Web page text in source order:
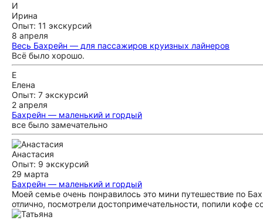
И
Ирина
Опыт: 11 экскурсий
8 апреля
Весь Бахрейн — для пассажиров круизных лайнеров
Всё было хорошо.
Е
Елена
Опыт: 7 экскурсий
2 апреля
Бахрейн — маленький и гордый
все было замечательно
Анастасия
Опыт: 9 экскурсий
29 марта
Бахрейн — маленький и гордый
Моей семье очень понравилось это мини путешествие по
отлично, посмотрели достопримечательности, попили